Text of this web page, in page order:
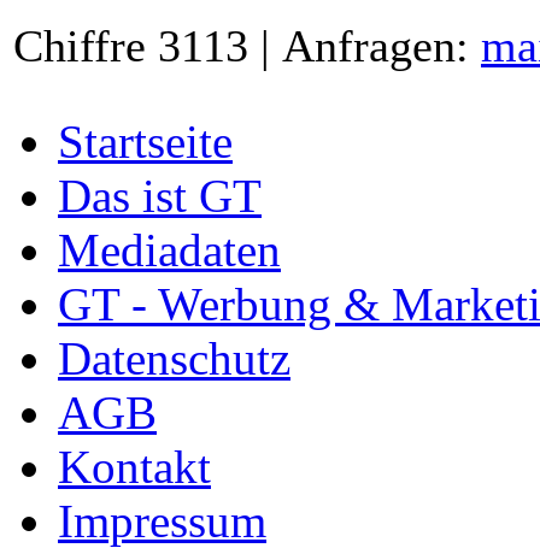
Chiffre 3113 | Anfragen:
Startseite
Das ist GT
Mediadaten
GT - Werbung &
Datenschutz
AGB
Kontakt
Impressum